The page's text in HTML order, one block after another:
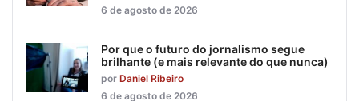
6 de agosto de 2026
Por que o futuro do jornalismo segue
brilhante (e mais relevante do que nunca)
por Daniel Ribeiro
6 de agosto de 2026